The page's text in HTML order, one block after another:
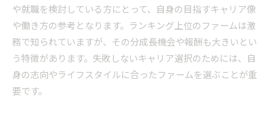
や就職を検討している方にとって、自身の目指すキャリア像
や働き方の参考となります。ランキング上位のファームは激
務で知られていますが、その分成長機会や報酬も大きいとい
う特徴があります。失敗しないキャリア選択のためには、自
身の志向やライフスタイルに合ったファームを選ぶことが重
要です。